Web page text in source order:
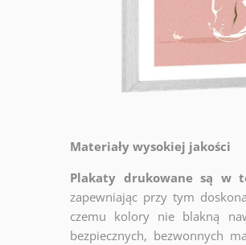
Materiały wysokiej jakości
Plakaty drukowane są w
zapewniając przy tym
czemu kolory nie blakną
bezpiecznych, bezwonnych